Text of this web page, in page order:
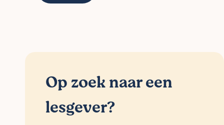
Op zoek naar een
lesgever?